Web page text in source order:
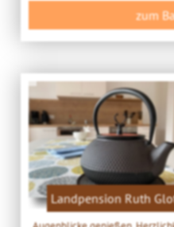
zum
Landpension Ruth